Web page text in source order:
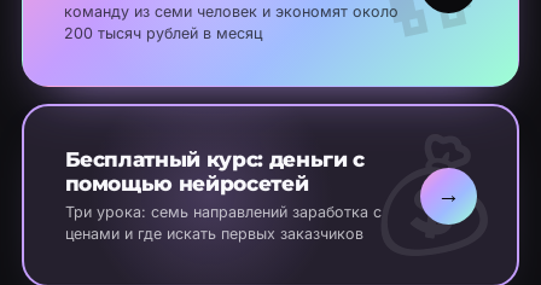
команду из семи человек и экономят около
200 тысяч рублей в месяц
Бесплатный курс: деньги с
помощью нейросетей
Три урока: семь направлений заработка с
ценами и где искать первых заказчиков💰
→